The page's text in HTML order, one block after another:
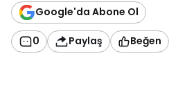
Google'da Abone Ol
0 Paylaş Beğen